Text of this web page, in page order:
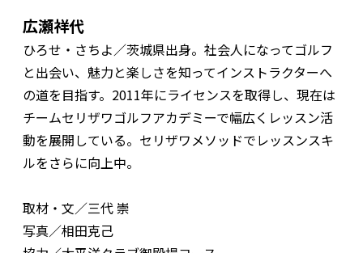
広瀬祥代
ひろせ・さちよ／茨城県出身。社会人になってゴルフ
と出会い、魅力と楽しさを知ってインストラクターへ
の道を目指す。2011年にライセンスを取得し、現在は
チームセリザワゴルフアカデミーで幅広くレッスン活
動を展開している。セリザワメソッドでレッスンスキ
ルをさらに向上中。
取材・文／三代 崇
写真／相田克己